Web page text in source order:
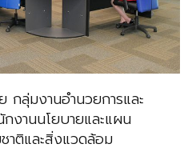
กลุ่มงานอำนวยการและ
งานนโยบายและแผน
าติและสิ่งแวดล้อม